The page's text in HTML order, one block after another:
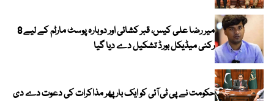
میر رضا علی کیس، قبر کشائی اور دوبارہ پوسٹ مارٹم کے لیے 8
رکنی میڈیکل بورڈ تشکیل دے دیا گیا
حکومت نے پی ٹی آئی کو ایک بارپھر مذاکرات کی دعوت دے دی